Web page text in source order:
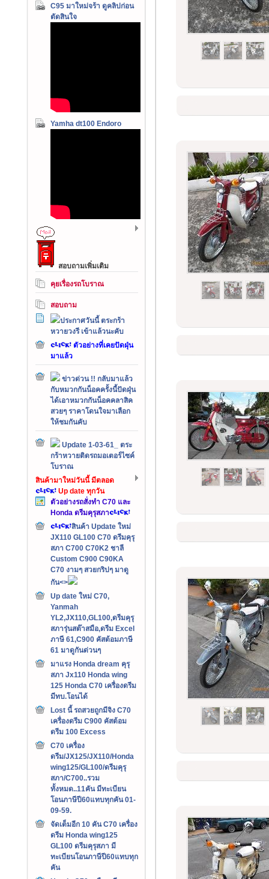
C95 มาใหม่จร้า ดูคลิปก่อน
ตัดสินใจ
Yamha dt100 Endoro
สอบถามเพิ่มเติม
คุยเรื่องรถโบราณ
สอบถาม
ประกาศวันนี้ ตระกร้า
หวายวงรี เข้าแล้วนะคับ
ตัวอย่างที่เคยปัดฝุ่น
มาแล้ว
ข่าวด่วน !! กลับมาแล้ว
กับหมวกกันน็อคครั้งนี้ปัดฝุ่น
ได้เอาหมวกกันน็อคคลาสิค
สวยๆ ราคาโดนใจมาเลือก
ให้ชมกันคับ
Update 1-03-61_ ตระ
กร้าหวายติดรถมอเตอร์ไซค์
โบราณ
สินค้ามาใหม่วันนี้ มีตลอด
Up date ทุกวัน
ตัวอย่างรถสั่งทำ C70 และ
Honda ดรีมคุรุสภา
สินค้า Update ใหม่
JX110 GL100 C70 ดรีมคุรุ
สภา C700 C70K2 ชาลี
Custom C900 C90KA
C70 งามๆ สวยกริปๆ มาดู
กัน<>
Up date ใหม่ C70,
Yanmah
YL2,JX110,GL100,ดรีมคุรุ
สภารุ่นสต๊าสมือ,ดรีม Excel
ภาษี 61,C900 คัสต้อมภาษี
61 มาดูกันด่วนๆ
มาแรง Honda dream คุรุ
สภา Jx110 Honda wing
125 Honda C70 เครื่องดรีม
มีทบ.โอนได้
Lost นี้ รถสวยถูกมีจิง C70
เครื่องดรีม C900 คัสต้อม
ดรีม 100 Excess
C70 เครื่อง
ดรีม/JX125/JX110/Honda
wing125/GL100/ดรีมคุรุ
สภา/C700..รวม
ทั้งหมด..11คัน มีทะเบียน
โอนภาษีปี60แทบทุกคัน 01-
09-59.
จัดเต็มอีก 10 คัน C70 เครื่อง
ดรีม Honda wing125
GL100 ดรีมคุรุสภา มี
ทะเบียนโอนภาษีปี60แทบทุก
คัน